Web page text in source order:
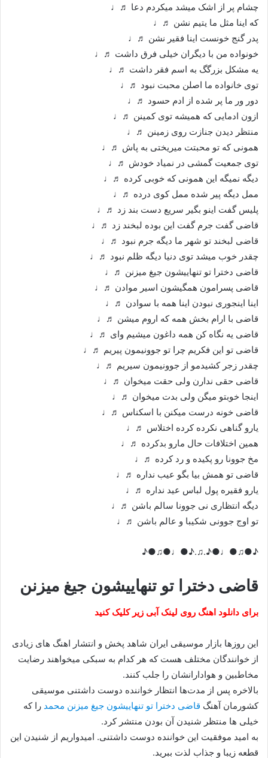
چشام پر از اشک میشد میکردم دعا ♬♩
که اینا مثل ما یتیم نشن ♬♩
پدر گنج خونست اینا فقیر نشن ♬♩
خونواده من با دیگران خیلی فرق داشت ♬♩
یه مشکل بزرگگ به اسم فقر داشت ♬♩
توی خانواده ما اصلن محبت نبود ♬♩
دور ور ما پر شده از ادم حسود ♬♩
ازون ادمایی که همیشه توی کمینن ♬♩
منتظر دیدن جنازت روی زمینن ♬♩
همونی که تو محبتت میریختی به پاش ♬♩
توی جمعیت گمشی در نمیاد خودش ♬♩
دیگه نمیگه این همونی که خوبی کرده ♬♩
ممل دیگه پیر شده ممل کوی درده ♬♩
پلیس گفت اینو بگیر سریع دست بند زد ♬♩
قاضی گفت جرم گفت این بوده لبخند زد ♬♩
قاضی لبخند تو شهر ما دیگه جرم نبود ♬♩
چقدر خوب میشد توی دنیا دیگه ظلم نبود ♬♩
قاضی دخترا تو تنهاییشون جیغ میزنن ♬♩
قاضی پسرامون همگیشون اسیر موادن ♬♩
اینا اینجوری نبودن اینا همه با سوادن ♬♩
قاضی با ارام بخش همه که اروم میشن ♬♩
قاضی یه نگاه کن همه داغون میشیم وای ♬♩
قاضی تو این فکریم چرا تو جوونیمون پیریم ♬♩
چقدر زجر کشیدمو از جوونیمون سیریم ♬♩
قاضی حقی ندارن ولی حقت میخوان ♬♩
اینجا خوبتو میگن ولی بدت میخوان ♬♩
قاضی خونه درست میکنن با اسکناس ♬♩
یارو گناهی نکرده کرده اختلاس ♬♩
همین اختلافات حال مارو بدکرده ♬♩
مخ جوونا رو پکیده و رد کرده ♬♩
قاضی تو همش بیا بگو عیب نداره ♬♩
یارو فقیره پول لباس عید نداره ♬♩
دیگه انتظاری نی جوونا سالم باشن ♬♩
تو اوج جوونی شکیبا و عالم باشن ♬♩
♪●♫●♩●♪.♫.♪●♩●♫●♪
قاضی دخترا تو تنهاییشون جیغ میزنن
برای دانلود اهنگ روی لینک آبی زیر کلیک کنید
این روزها بازار موسیقی ایران شاهد پخش و انتشار اهنگ های زیادی
از خوانندگان مختلف هست که هر کدام به سبکی میخواهند رضایت
مخاطبین و هوادارانشان را جلب کنند.
بالاخره پس از مدت‌ها انتظار خواننده دوست داشتنی موسیقی
کشورمان آهنگ قاضی دخترا تو تنهاییشون جیغ میزنن محمد را که
خیلی ها منتظر شنیدن آن بودن منتشر کرد.
به امید موفقیت این خواننده دوست داشتنی. امیدواریم از شنیدن این
قطعه زیبا و جذاب لذت ببرید.